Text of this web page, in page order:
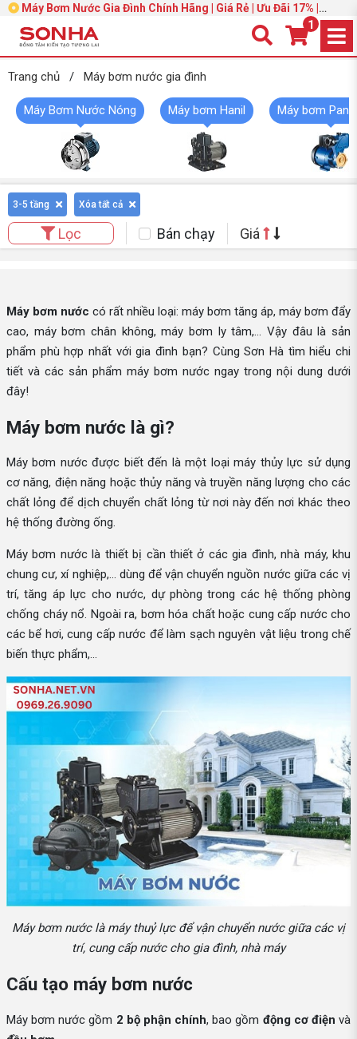
Máy Bơm Nước Gia Đình Chính Hãng | Giá Rẻ | Ưu Đãi 17% |
1
Trang chủ / Máy bơm nước gia đình
Máy Bơm Nước Nóng Máy bơm Hanil Máy bơm
3-5 tầng Xóa tất cả
Lọc Bán chạy Giá
Máy bơm nước có rất nhiều loại: máy bơm tăng áp, máy bơm đẩy
cao, máy bơm chân không, máy bơm ly tâm,... Vậy đâu là sản
phẩm phù hợp nhất với gia đình bạn? Cùng Sơn Hà tìm hiểu chi
tiết và các sản phẩm máy bơm nước ngay trong nội dung dưới
đây!
Máy bơm nước là gì?
Máy bơm nước được biết đến là một loại máy thủy lực sử dụng
cơ năng, điện năng hoặc thủy năng và truyền năng lượng cho các
chất lỏng để dịch chuyển chất lỏng từ nơi này đến nơi khác theo
hệ thống đường ống.
Máy bơm nước là thiết bị cần thiết ở các gia đình, nhà máy, khu
chung cư, xí nghiệp,... dùng để vận chuyển nguồn nước giữa các vị
trí, tăng áp lực cho nước, dự phòng trong các hệ thống phòng
chống cháy nổ. Ngoài ra, bơm hóa chất hoặc cung cấp nước cho
các bể hơi, cung cấp nước để làm sạch nguyên vật liệu trong chế
biến thực phẩm,...
Máy bơm nước là máy thuỷ lực để vận chuyển nước giữa các vị
trí, cung cấp nước cho gia đình, nhà máy
Cấu tạo máy bơm nước
Máy bơm nước gồm 2 bộ phận chính, bao gồm động cơ điện và